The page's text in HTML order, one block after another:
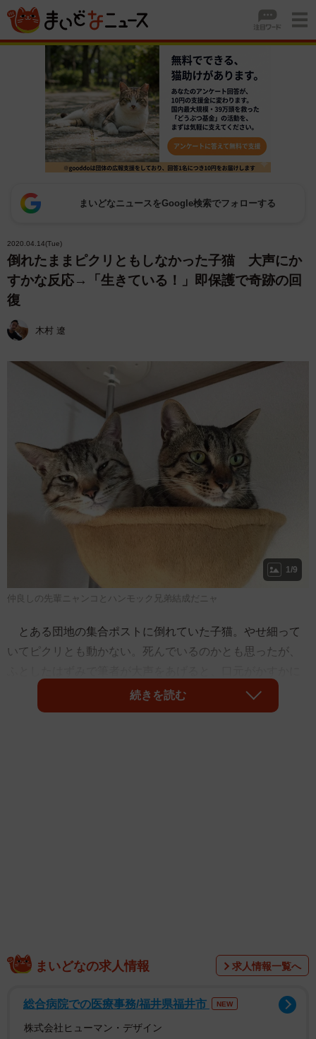
まいどなニュースをGoogle検索でフォローする
2020.04.14(Tue)
倒れたままピクリともしなかった子猫 大声にか
すかな反応→「生きている！」即保護で奇跡の回
復
木村 遼
1/9
仲良しの先輩ニャンコとハンモック兄弟結成だニャ
とある団地の集合ポストに倒れていた子猫。やせ細って
いてピクリとも動かない。死んでいるのかとも思ったが、
動いた。そのまま自宅に連れて帰って付きっ切りで看病。
翌朝、病院に連れて行くと奇跡的な回復をみせたものの、
数匹の猫の親子が道の真ん中に…
猫のお話です。2015年7月、当時はまだシェルターもな
く、猫を保護しては自宅の猫として家に連れ帰っていまし
続きを読む
まいどなの求人情報 求人情報一覧へ
総合病院での医療事務/福井県福井市 NEW
株式会社ヒューマン・デザイン